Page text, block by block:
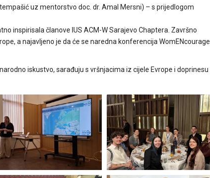
uz mentorstvo doc. dr. Amal Mersni) – s prijedlogom
inspirisala članove IUS ACM-W Sarajevo Chaptera. Završno
a najavljeno je da će se naredna konferencija WomENcourage
iskustvo, sarađuju s vršnjacima iz cijele Evrope i doprinesu